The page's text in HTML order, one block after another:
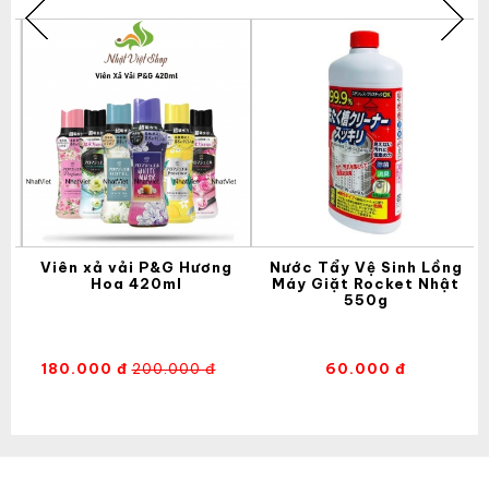
Viên xả vải P&G Hương
Hoa 420ml
180.000 đ 200.000 đ
Nước Tẩy Vệ Sinh Lồng
Máy Giặt Rocket Nhật
550g
60.000 đ